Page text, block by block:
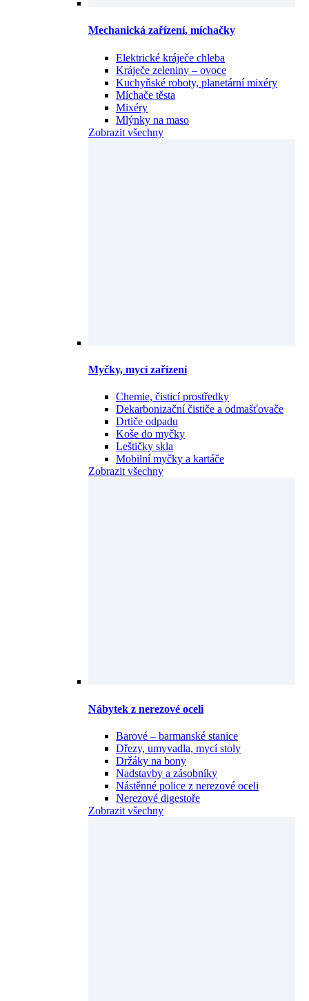
Mechanická zařízení, míchačky
Elektrické kráječe chleba
Kráječe zeleniny – ovoce
Kuchyňské roboty, planetární mixéry
Míchače těsta
Mixéry
Mlýnky na maso
Zobrazit všechny
Myčky, mycí zařízení
Chemie, čisticí prostředky
Dekarbonizační čističe a odmašťovače
Drtiče odpadu
Koše do myčky
Leštičky skla
Mobilní myčky a kartáče
Zobrazit všechny
Nábytek z nerezové oceli
Barové – barmanské stanice
Dřezy, umyvadla, mycí stoly
Držáky na bony
Nadstavby a zásobníky
Nástěnné police z nerezové oceli
Nerezové digestoře
Zobrazit všechny